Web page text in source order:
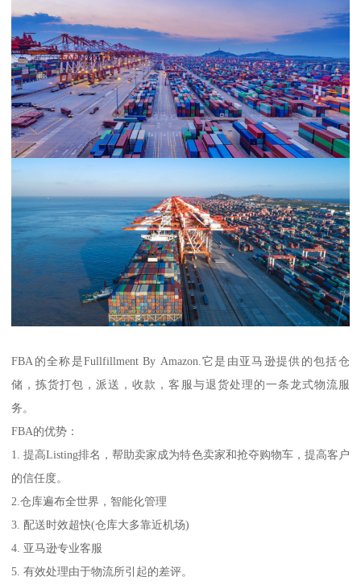
FBA的全称是Fullfillment By Amazon.它是由亚马逊提供的包括仓
储，拣货打包，派送，收款，客服与退货处理的一条龙式物流服
务。
FBA的优势：
1. 提高Listing排名，帮助卖家成为特色卖家和抢夺购物车，提高客户
的信任度。
2.仓库遍布全世界，智能化管理
3. 配送时效超快(仓库大多靠近机场)
4. 亚马逊专业客服
5. 有效处理由于物流所引起的差评。